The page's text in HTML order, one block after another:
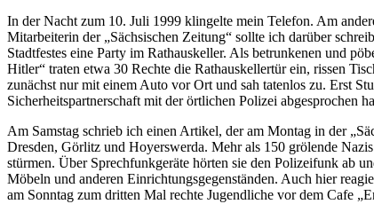
In der Nacht zum 10. Juli 1999 klingelte mein Telefon. Am
Mitarbeiterin der „Sächsischen Zeitung“ sollte ich darüber
Stadtfestes eine Party im Rathauskeller. Als betrunkenen und
Hitler“ traten etwa 30 Rechte die Rathauskellertür ein, rissen
zunächst nur mit einem Auto vor Ort und sah tatenlos zu. Erst
Sicherheitspartnerschaft mit der örtlichen Polizei abgesprochen
Am Samstag schrieb ich einen Artikel, der am Montag in der
Dresden, Görlitz und Hoyerswerda. Mehr als 150 grölende
stürmen. Über Sprechfunkgeräte hörten sie den Polizeifunk ab
Möbeln und anderen Einrichtungsgegenständen. Auch hier
am Sonntag zum dritten Mal rechte Jugendliche vor dem Cafe